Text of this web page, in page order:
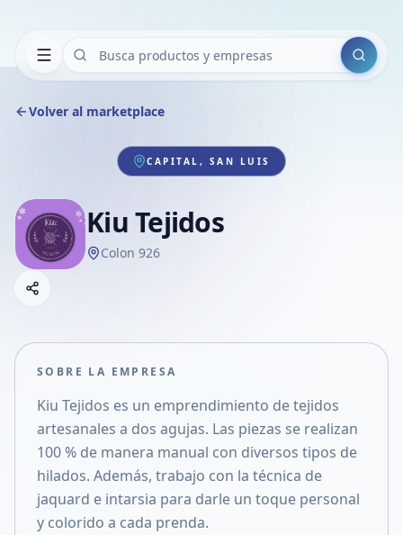
Buscar
Volver al marketplace
CAPITAL, SAN LUIS
Kiu Tejidos
Colon 926
Compartir empresa
Compartir en X
SOBRE LA EMPRESA
Kiu Tejidos es un emprendimiento de tejidos
artesanales a dos agujas. Las piezas se realizan
100 % de manera manual con diversos tipos de
hilados. Además, trabajo con la técnica de
jaquard e intarsia para darle un toque personal
y colorido a cada prenda.